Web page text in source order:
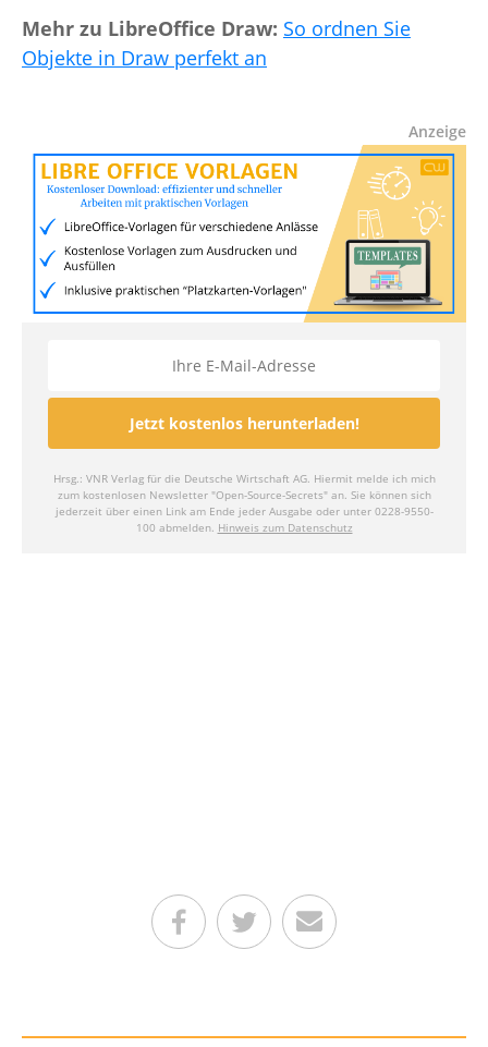
Mehr zu LibreOffice Draw: So ordnen Sie
Objekte in Draw perfekt an
Teilen auf Facebook
Teilen auf Twitter
Per E-Mail senden